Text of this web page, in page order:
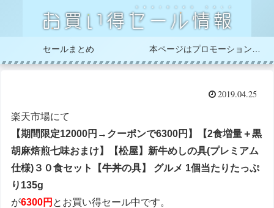
セールまとめ
2019.04.25
楽天市場にて
【期間限定12000円→クーポンで6300円】【2食増量＋黒
胡麻焙煎七味おまけ】【松屋】新牛めしの具(プレミアム
仕様)３０食セット【牛丼の具】 グルメ 1個当たりたっぷ
り135g
が6300円 とお買い得セール中です。